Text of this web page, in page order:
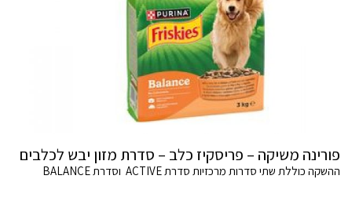
פורינה משיקה – פריסקיז כלב – סדרת מזון יבש לכלבים
ההשקה כוללת שתי סדרות מרכזיות סדרת ACTIVE וסדרת BALANCE